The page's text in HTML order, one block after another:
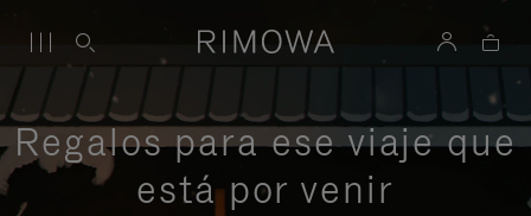
Regalos para ese viaje que
está por venir